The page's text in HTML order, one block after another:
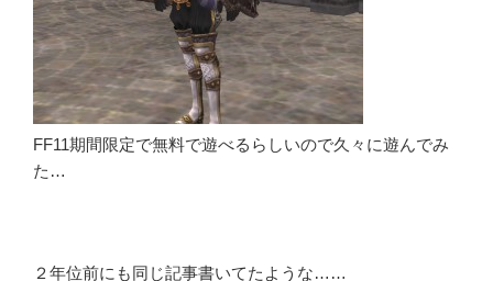
FF11期間限定で無料で遊べるらしいので久々に遊んでみ
た…
２年位前にも同じ記事書いてたような……